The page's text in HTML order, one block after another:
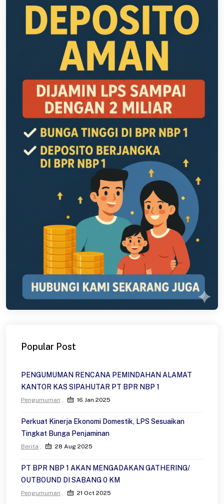
Popular Post
PENGUMUMAN RENCANA PEMINDAHAN ALAMAT
KANTOR KAS SIPAHUTAR PT BPR NBP 1
Pengumuman 16 Jan 2025
Perkuat Kinerja Ekonomi Domestik, LPS Sesuaikan
Tingkat Bunga Penjaminan
Berita 28 Aug 2025
PT BPR NBP 1 AKAN MENGADAKAN GATHERING/
OUTBOUND DI SABANG 0 KM
Pengumuman 21 Oct 2025